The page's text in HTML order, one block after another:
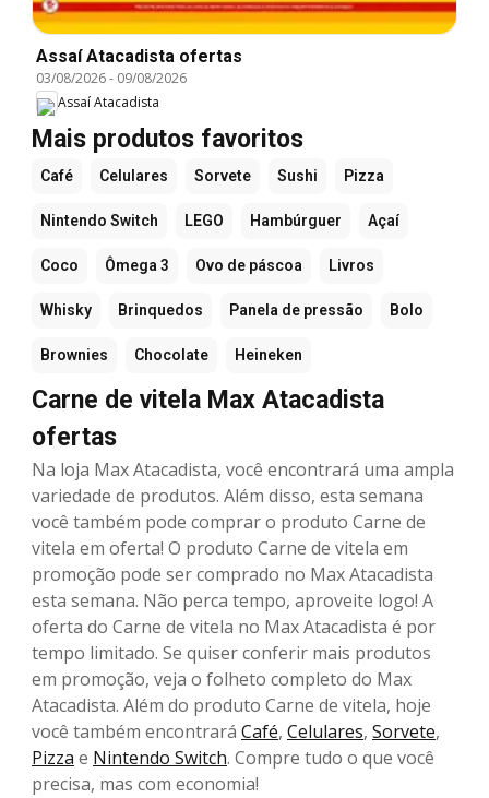
Assaí Atacadista ofertas
03/08/2026- 09/08/2026
Assaí Atacadista
Mais produtos favoritos
Café Celulares Sorvete Sushi Pizza
Nintendo Switch LEGO Hambúrguer Açaí
Coco Ômega 3 Ovo de páscoa Livros
Whisky Brinquedos Panela de pressão Bolo
Brownies Chocolate Heineken
Carne de vitela Max Atacadista
ofertas
Na loja Max Atacadista, você encontrará uma ampla
variedade de produtos. Além disso, esta semana
você também pode comprar o produto Carne de
vitela em oferta! O produto Carne de vitela em
promoção pode ser comprado no Max Atacadista
esta semana. Não perca tempo, aproveite logo! A
oferta do Carne de vitela no Max Atacadista é por
tempo limitado. Se quiser conferir mais produtos
em promoção, veja o folheto completo do Max
Atacadista. Além do produto Carne de vitela, hoje
você também encontrará Café, Celulares, Sorvete,
Pizza e Nintendo Switch. Compre tudo o que você
precisa, mas com economia!